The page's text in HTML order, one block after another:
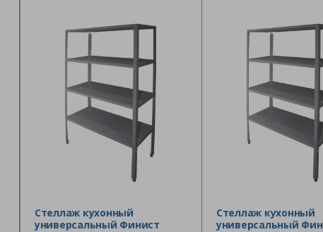
Стеллаж кухонный
универсальный Финист
Стеллаж кухонный
универсальный